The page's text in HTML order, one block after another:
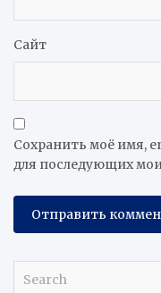
Сайт
Сохранить моё имя,
для последующих